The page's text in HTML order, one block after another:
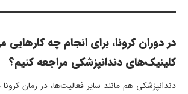
در دوران کرونا، برای انجام چه کارهایی
کلینیک‌های دندانپزشکی مراجعه کنیم؟
دندانپزشکی هم مانند سایر فعالیت‌ها، در زمان